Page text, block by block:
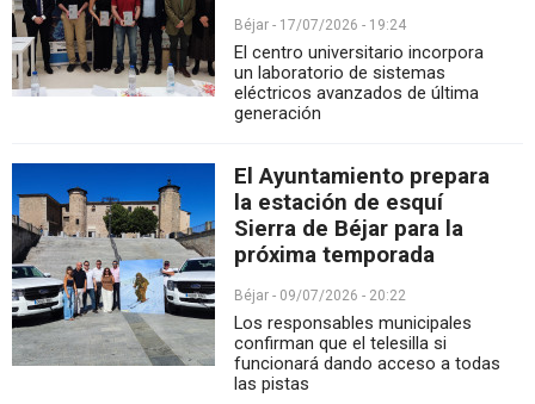
Béjar - 17/07/2026 - 19:24
El centro universitario incorpora
un laboratorio de sistemas
eléctricos avanzados de última
generación
El Ayuntamiento prepara
la estación de esquí
Sierra de Béjar para la
próxima temporada
Béjar - 09/07/2026 - 20:22
Los responsables municipales
confirman que el telesilla si
funcionará dando acceso a todas
las pistas